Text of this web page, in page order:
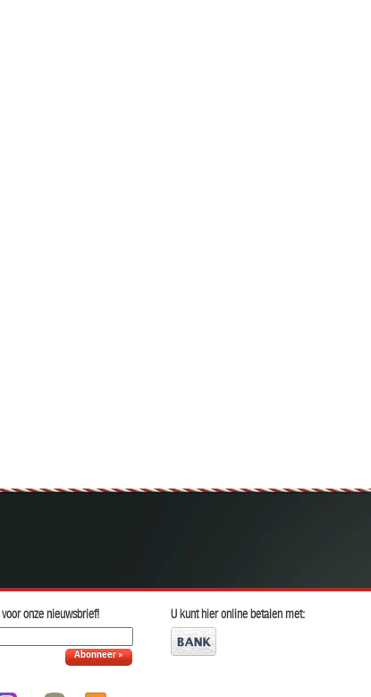
onze nieuwsbrief!
Abonneer »
U kunt hier online betalen met: